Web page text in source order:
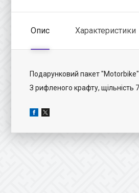
Опис Характеристики
Подарунковий пакет
З рифленого крафту, щільність